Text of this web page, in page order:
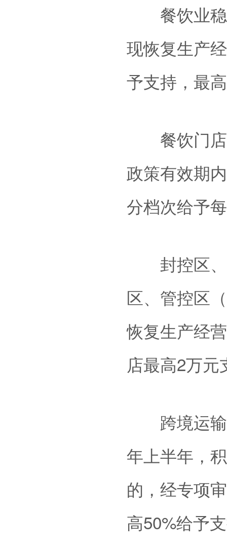
餐饮业稳
现恢复生产
予支持，最
餐饮门店
政策有效期
分档次给予
封控区、
区、管控区
恢复生产经
店最高2万元
跨境运输
年上半年，
的，经专项
高50%给予